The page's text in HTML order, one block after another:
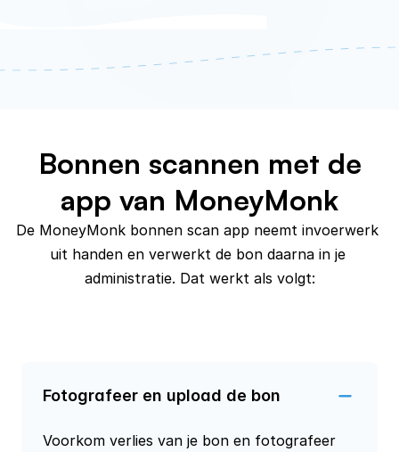
Bonnen scannen met de
app van MoneyMonk
De MoneyMonk bonnen scan app neemt invoerwerk
uit handen en verwerkt de bon daarna in je
administratie. Dat werkt als volgt:
Fotografeer en upload de bon
Voorkom verlies van je bon en fotografeer